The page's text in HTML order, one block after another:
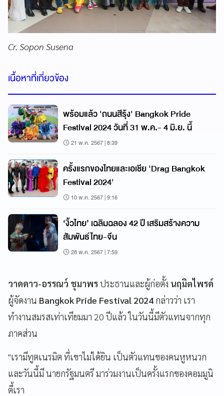
Cr. Sopon Susena
เนื้อหาที่เกี่ยวข้อง
พร้อมแล้ว 'ถนนสีรุ้ง' Bangkok Pride
Festival 2024 วันที่ 31 พ.ค.- 4 มิ.ย. นี้
21 พ.ค. 2567 | 8:39
ครั้งแรกของไทยและเอเชีย 'Drag Bangkok
Festival 2024'
10 พ.ค. 2567 | 9:16
‘งิ้วไทย’ เฉลิมฉลอง 42 ปี เสริมสร้างความ
สัมพันธ์ไทย-จีน
28 พ.ค. 2567 | 7:59
วาดดาว-อรรณว์ ชุมาพรประธานและผู้ก่อตั้ง นฤมิตไพรด์
ผู้จัดงาน Bangkok Pride Festival 2024 กล่าวว่า เรา
ทำงานสมรสเท่าเทียมมา 20 ปีแล้ว ในวันนี้มีตัวแทนจากทุก
ภาคส่วน
"เรามีทูตเนรมิต ที่เขาไม่ได้ยิน เป็นตัวแทนของคนหูหนวก
และวันนี้มี นายกรัฐมนตรี มาร่วมงานเป็นครั้งแรกของคอมมูนิ
ตี้เรา